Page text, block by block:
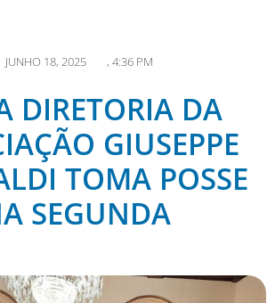
JUNHO 18, 2025 , 4:36 PM
DIRETORIA DA
GIUSEPPE
TOMA POSSE
SEGUNDA